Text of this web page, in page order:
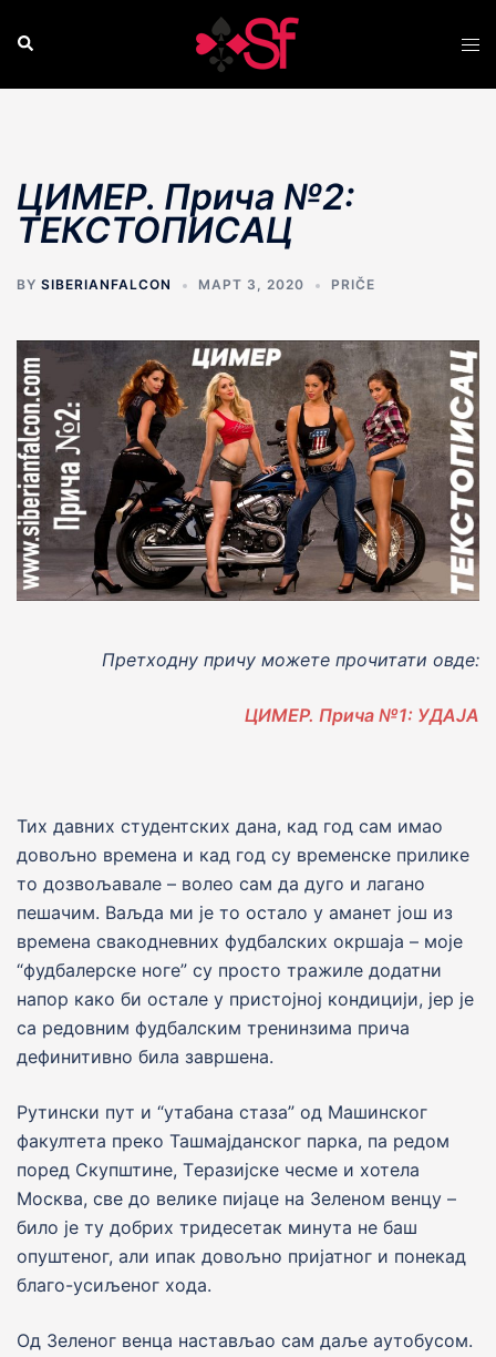
Search
ЦИМЕР. Прича №2:
ТЕКСТОПИСАЦ
BY SIBERIANFALCON МАРТ 3, 2020 PRIČE
Претходну причу можете прочитати овде:
ЦИМЕР. Прича №1: УДАJА
Тих давних студентских дана, кад год сам имао
довољно времена и кад год су временске прилике
то дозвољавале – волео сам да дуго и лагано
пешачим. Ваљда ми jе то остало у аманет jош из
времена свакодневних фудбалских окршаjа – моjе
“фудбалерске ноге” су просто тражиле додатни
напор како би остале у пристоjноj кондициjи, jер je
са редовним фудбалским тренинзима прича
дефинитивно била завршена.
Рутински пут и “утабана стаза” од Машинског
факултета преко Ташмаjданског парка, па редом
поред Скупштине, Tеразиjске чесме и хотела
Москва, све до велике пиjаце на Зеленом венцу –
било jе ту добрих тридесетак минута не баш
опуштеног, али ипак довољно приjатног и понекад
благо-усиљеног хода.
Од Зеленог венца настављао сам даље аутобусом.